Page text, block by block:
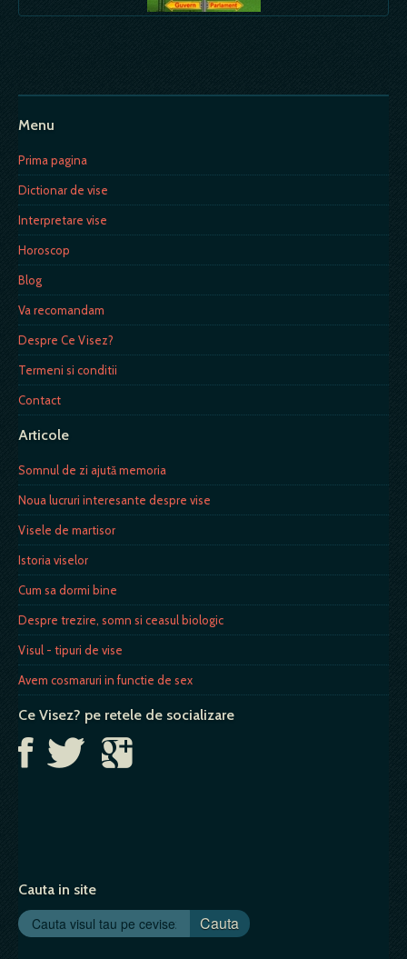
Menu
Prima pagina
Dictionar de vise
Interpretare vise
Horoscop
Blog
Va recomandam
Despre Ce Visez?
Termeni si conditii
Contact
Articole
Somnul de zi ajută memoria
Noua lucruri interesante despre vise
Visele de martisor
Istoria viselor
Cum sa dormi bine
Despre trezire, somn si ceasul biologic
Visul - tipuri de vise
Avem cosmaruri in functie de sex
Ce Visez? pe retele de socializare
Cauta in site
Cauta